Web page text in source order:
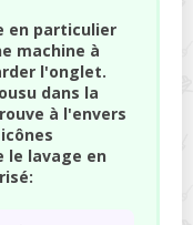
en particulier
machine à
l'onglet.
dans la
à l'envers
le lavage en